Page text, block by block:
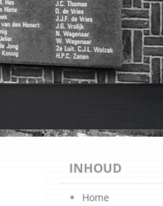
INHOUD
Home